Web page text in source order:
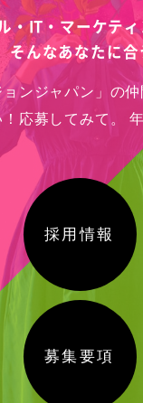
写真撮影
・IT・マーケテ
そんなあなたに
ンジャパン」の仲
応募してみて。
採用情報
募集要項